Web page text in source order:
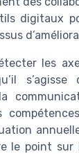
digitaux
les
le point